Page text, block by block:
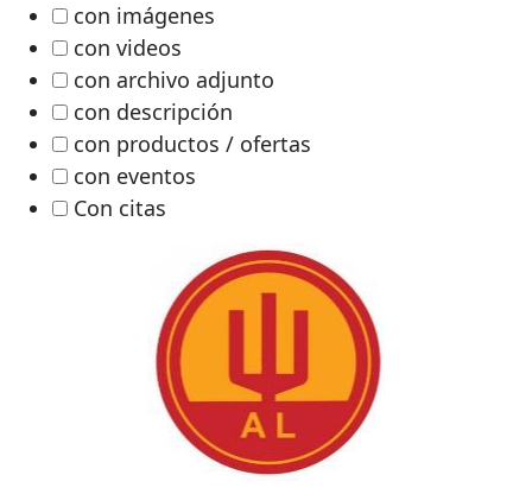
con imágenes
con videos
con archivo adjunto
con descripción
con productos / ofertas
con eventos
Con citas